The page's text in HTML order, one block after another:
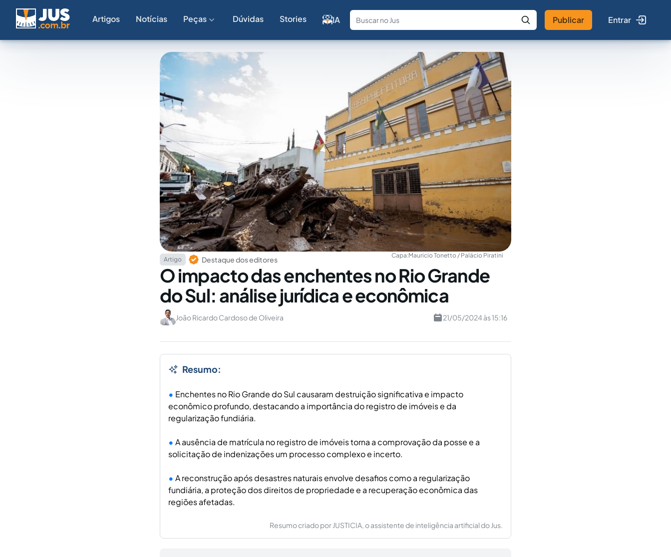
Artigos Notícias Peças Dúvidas Stories IA
Fale com a IA Buscar no Jus
Publicar Entrar
Capa:Mauricio Tonetto / Palácio Piratini
Artigo Destaque dos editores
O impacto das enchentes no Rio Grande
do Sul: análise jurídica e econômica
João Ricardo Cardoso de Oliveira 21/05/2024 às 15:16
Resumo:
Enchentes no Rio Grande do Sul causaram destruição significativa e impacto
econômico profundo, destacando a importância do registro de imóveis e da
regularização fundiária.
A ausência de matrícula no registro de imóveis torna a comprovação da posse e a
solicitação de indenizações um processo complexo e incerto.
A reconstrução após desastres naturais envolve desafios como a regularização
fundiária, a proteção dos direitos de propriedade e a recuperação econômica das
regiões afetadas.
Resumo criado por JUSTICIA, o assistente de inteligência artificial do Jus.